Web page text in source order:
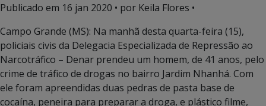
Publicado em 16 jan 2020 • por Keila Flores •
Campo Grande (MS): Na manhã desta quarta-feira (15),
policiais civis da Delegacia Especializada de Repressão ao
Narcotráfico – Denar prendeu um homem, de 41 anos, pelo
crime de tráfico de drogas no bairro Jardim Nhanhá. Com
ele foram apreendidas duas pedras de pasta base de
cocaína, peneira para preparar a droga, e plástico filme,